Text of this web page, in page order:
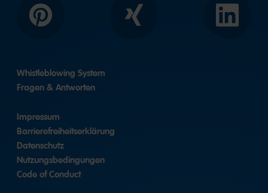
Pinterest Xing LinkedIn
Whistleblowing System
Fragen & Antworten
Impressum
Barrierefreiheitserklärung
Datenschutz
Nutzungsbedingungen
Code of Conduct